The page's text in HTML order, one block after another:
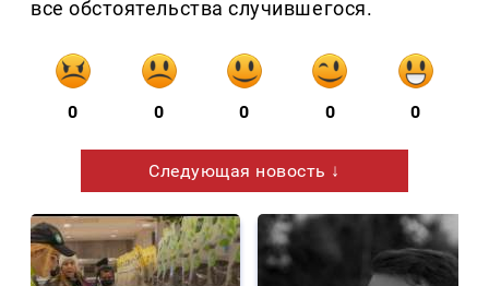
все обстоятельства случившегося.
0 0 0 0 0
Следующая новость ↓